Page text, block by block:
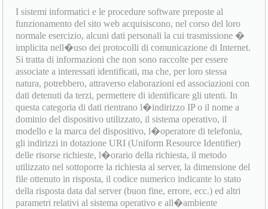
I sistemi informatici e le procedure software preposte al
funzionamento del sito web acquisiscono, nel corso del loro
normale esercizio, alcuni dati personali la cui trasmissione �
implicita nell�uso dei protocolli di comunicazione di Internet.
Si tratta di informazioni che non sono raccolte per essere
associate a interessati identificati, ma che, per loro stessa
natura, potrebbero, attraverso elaborazioni ed associazioni con
dati detenuti da terzi, permettere di identificare gli utenti. In
questa categoria di dati rientrano l�indirizzo IP o il nome a
dominio del dispositivo utilizzato, il sistema operativo, il
modello e la marca del dispositivo, l�operatore di telefonia,
gli indirizzi in dotazione URI (Uniform Resource Identifier)
delle risorse richieste, l�orario della richiesta, il metodo
utilizzato nel sottoporre la richiesta al server, la dimensione del
file ottenuto in risposta, il codice numerico indicante lo stato
della risposta data dal server (buon fine, errore, ecc.) ed altri
parametri relativi al sistema operativo e all�ambiente